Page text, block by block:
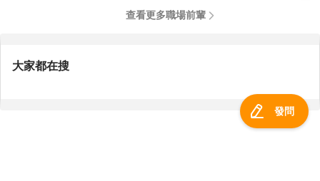
查看更多職場前輩
大家都在搜
發問